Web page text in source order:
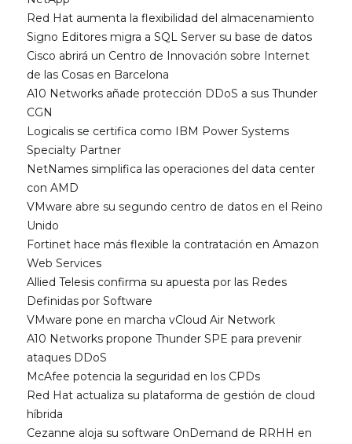
Red Hat aumenta la flexibilidad del almacenamiento
Signo Editores migra a SQL Server su base de datos
Cisco abrirá un Centro de Innovación sobre Internet
de las Cosas en Barcelona
A10 Networks añade protección DDoS a sus Thunder
CGN
Logicalis se certifica como IBM Power Systems
Specialty Partner
NetNames simplifica las operaciones del data center
con AMD
VMware abre su segundo centro de datos en el Reino
Unido
Fortinet hace más flexible la contratación en Amazon
Web Services
Allied Telesis confirma su apuesta por las Redes
Definidas por Software
VMware pone en marcha vCloud Air Network
A10 Networks propone Thunder SPE para prevenir
ataques DDoS
McAfee potencia la seguridad en los CPDs
Red Hat actualiza su plataforma de gestión de cloud
híbrida
Cezanne aloja su software OnDemand de RRHH en